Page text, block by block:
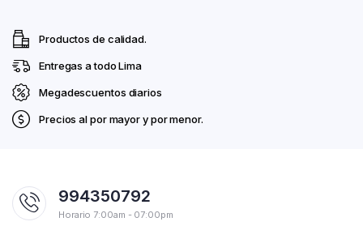
Productos de calidad.
Entregas a todo Lima
Megadescuentos diarios
Precios al por mayor y por menor.
994350792
Horario 7:00am - 07:00pm